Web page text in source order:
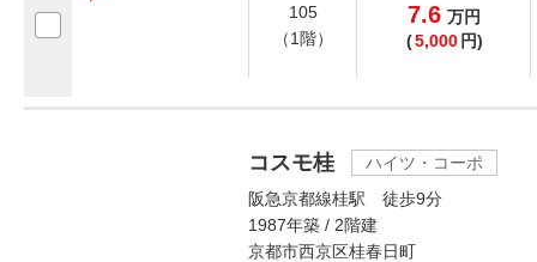
105
（1階）
7.6 万円
(5,000 円)
コスモ桂
ハイツ・コーポ
阪急京都線桂駅 徒歩9分
1987年築 / 2階建
京都市西京区桂春日町